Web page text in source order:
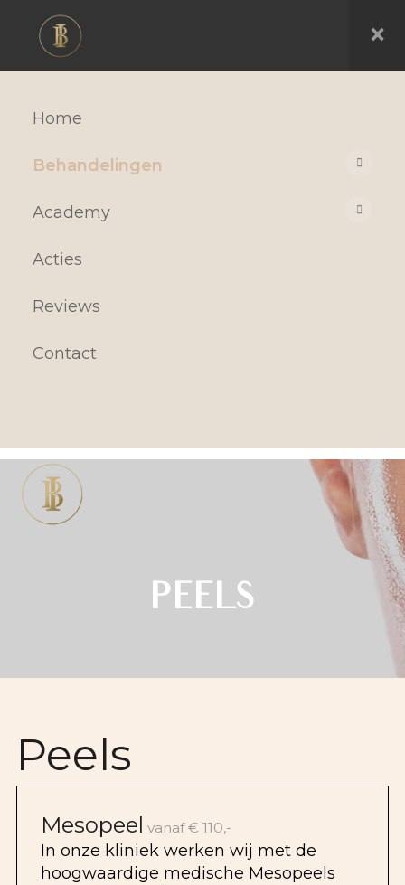
×
Home
Behandelingen
Academy
Acties
Reviews
Contact
PEELS
Peels
Mesopeel vanaf € 110,-
In onze kliniek werken wij met de
hoogwaardige medische Mesopeels